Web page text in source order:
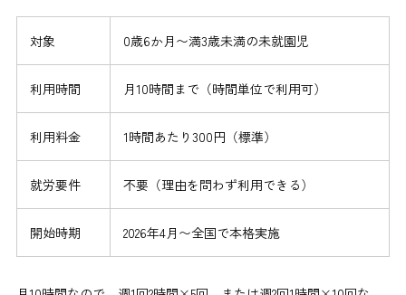
対象 0歳6か月〜満3歳未満の未就園児
利用時間 月10時間まで（時間単位で利用可）
利用料金 1時間あたり300円（標準）
就労要件 不要（理由を問わず利用できる）
開始時期 2026年4月〜全国で本格実施